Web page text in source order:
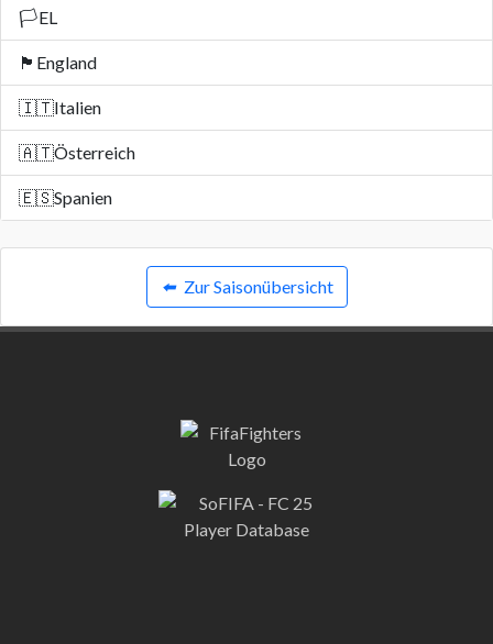
🏳️EL
🏴󠁧󠁢󠁥󠁮󠁧󠁿 England
🇮🇹Italien
🇦🇹Österreich
🇪🇸Spanien
⬅️ Zur Saisonübersicht